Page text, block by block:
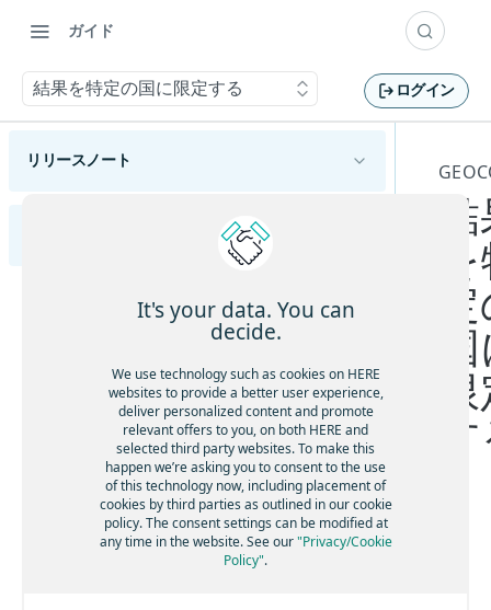
ガイド
結果を特定の国に限定する ログイン
リリースノート
機能と動作の変更
既知の問題
解決済みの問題
制限と回避策
HERE Geocoding and Search API v7開発者ガイド
HERE Geocoding and Search API v7の利用開始
ストの作成
資格情報を取得する
アプリケーションをテストする
機能の成熟度
HERE Geocoding and Search API v7実装のヒン
拡張に対する準備
HERE Geocoding and Search API v7エンドポイント
Geocode
住所をジオコーディングする
エリアをジオコーディングする
場所をジオコーディングする
結果のスコアリングを使用する
It's your data. You can
decide.
We use technology such as cookies on HERE
websites to provide a better user experience,
deliver personalized content and promote
relevant offers to you, on both HERE and
selected third party websites. To make this
happen we’re asking you to consent to the use
of this technology now, including placement of
cookies by third parties as outlined in our cookie
policy. The consent settings can be modified at
any time in the website. See our"Privacy/Cookie
Policy".